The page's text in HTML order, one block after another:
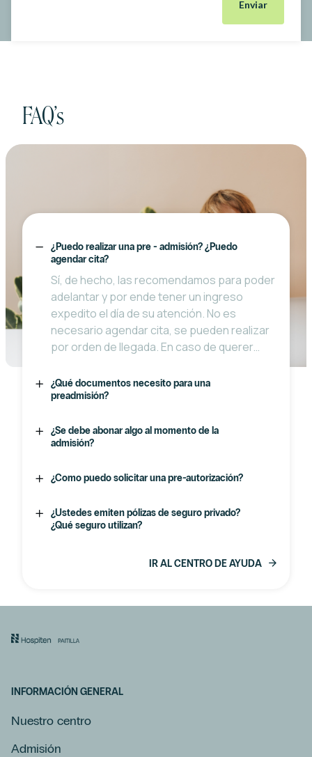
FAQ’s
¿Puedo realizar una pre - admisión? ¿Puedo
agendar cita?
Sí, de hecho, las recomendamos para poder
adelantar y por ende tener un ingreso
expedito el día de su atención. No es
necesario agendar cita, se pueden realizar
por orden de llegada. En caso de querer
desde el botón Solicitar cita disponible por
toda la web.
¿Qué documentos necesito para una
preadmisión?
¿Se debe abonar algo al momento de la
admisión?
¿Como puedo solicitar una pre-autorización?
¿Ustedes emiten pólizas de seguro privado?
¿Qué seguro utilizan?
IR AL CENTRO DE AYUDA
INFORMACIÓN GENERAL
Nuestro centro
Admisión
¿Tienes una preautorización de tu aseguradora?